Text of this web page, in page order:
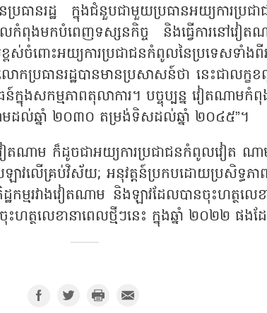
ានរដ្ឋ ក្នុងជំនួបជាមួយប្រធានអយ្យការប្រ
ងមកបំពេញទស្សនកិច្ច និងធ្វើការនៅវៀតណ
ស់ចំពោះអយ្យការប្រជាជនកំពូលនៃប្រទេសទាំង
កប្រធានរដ្ឋបានមានប្រសាសន៍ថា នេះជាលក្ខ
នុងសកម្មភាពតុលាការ។ បច្ចុប្បន្ន វៀតណាមកំពុ
មដល់ឆ្នាំ ២០៣០ តម្រង់ទិសដល់ឆ្នាំ ២០៤៥”។
ៀតណាម ក៏ដូចជាអយ្យការប្រជាជនកំពូលវៀត ណា
ាវលើគ្រប់វិស័យ; អនុវត្តន៍ប្រកបដោយប្រសិទ្ធភាព
ឋកម្មរវាងវៀតណាម និងឡាវដែលបានចុះហត្ថល
ហត្ថលេខានាពេលថ្មីៗនេះ ក្នុងឆ្នាំ ២០២២ ផងដ